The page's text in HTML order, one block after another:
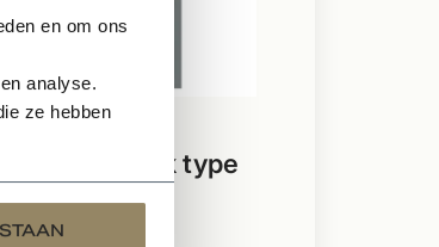
en om ons
analyse.
ze hebben
Op voorraad
Kempisch luik type
Bladel
Massief hardhout